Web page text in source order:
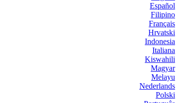
Español
Filipino
Français
Hrvatski
Indonesia
Italiana
Kiswahili
Magyar
Melayu
Nederlands
Polski